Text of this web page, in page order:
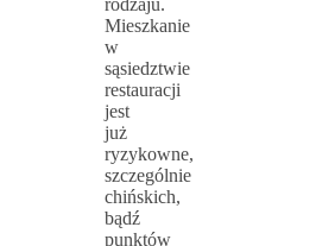
rodzaju.
Mieszkanie
w
sąsiedztwie
restauracji
jest
już
ryzykowne,
szczególnie
chińskich,
bądź
punktów